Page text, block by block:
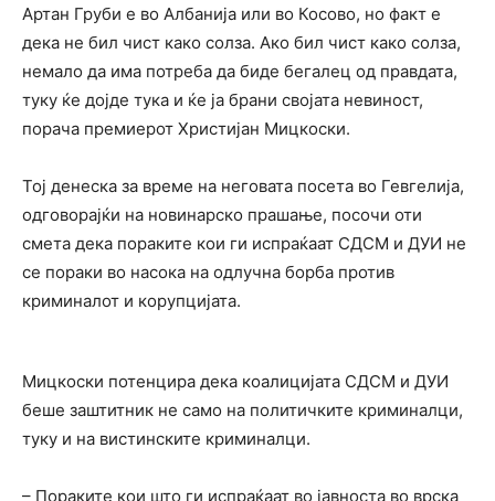
Артан Груби е во Албанија или во Косово, но факт е
дека не бил чист како солза. Ако бил чист како солза,
немало да има потреба да биде бегалец од правдата,
туку ќе дојде тука и ќе ја брани својата невиност,
порача премиерот Христијан Мицкоски.
Тој денеска за време на неговата посета во Гевгелија,
одговорајќи на новинарско прашање, посочи оти
смета дека пораките кои ги испраќаат СДСМ и ДУИ не
се пораки во насока на одлучна борба против
криминалот и корупцијата.
Мицкоски потенцира дека коалицијата СДСМ и ДУИ
беше заштитник не само на политичките криминалци,
туку и на вистинските криминалци.
– Пораките кои што ги испраќаат во јавноста во врска